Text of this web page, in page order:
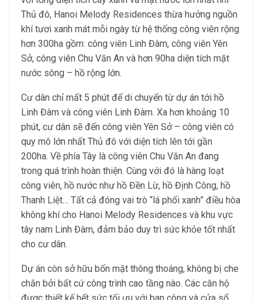
Thủ đô, Hanoi Melody Residences thừa hưởng nguồn
khí tươi xanh mát mỗi ngày từ hệ thống công viên rộng
hơn 300ha gồm: công viên Linh Đàm, công viên Yên
Sở, công viên Chu Văn An và hơn 90ha diện tích mặt
nước sông – hồ rộng lớn.
Cư dân chỉ mất 5 phút để di chuyển từ dự án tới hồ
Linh Đàm và công viên Linh Đàm. Xa hơn khoảng 10
phút, cư dân sẽ đến công viên Yên Sở – công viên có
quy mô lớn nhất Thủ đô với diện tích lên tới gần
200ha. Về phía Tây là công viên Chu Văn An đang
trong quá trình hoàn thiện. Cùng với đó là hàng loạt
công viên, hồ nước như hồ Đền Lừ, hồ Định Công, hồ
Thanh Liệt… Tất cả đóng vai trò “lá phổi xanh” điều hòa
không khí cho Hanoi Melody Residences và khu vực
tây nam Linh Đàm, đảm bảo duy trì sức khỏe tốt nhất
cho cư dân.
Dự án còn sở hữu bốn mặt thông thoáng, không bị che
chắn bởi bất cứ công trình cao tầng nào. Các căn hộ